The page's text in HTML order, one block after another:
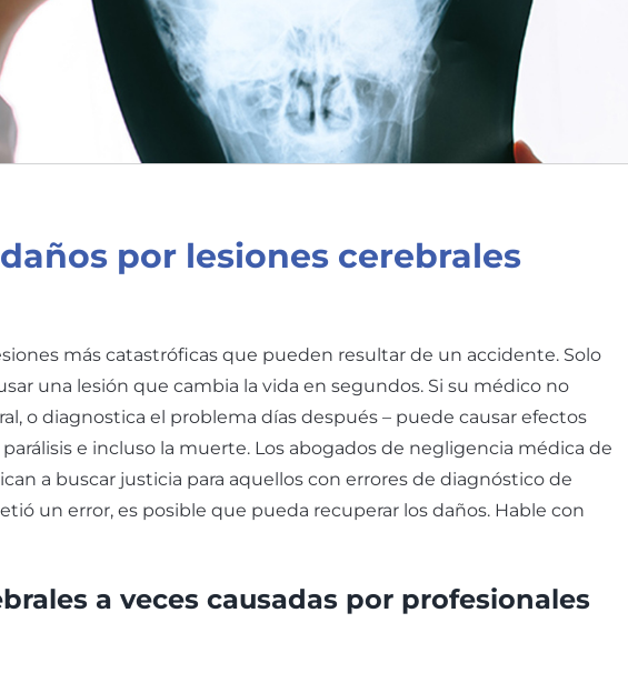
por lesiones cerebrales
más catastróficas que pueden resultar de un accidente. Solo
una lesión que cambia la vida en segundos. Si su médico no
o diagnostica el problema días después – puede causar efectos
e incluso la muerte. Los abogados de negligencia médica de
a buscar justicia para aquellos con errores de diagnóstico de
un error, es posible que pueda recuperar los daños. Hable con
a veces causadas por profesionales